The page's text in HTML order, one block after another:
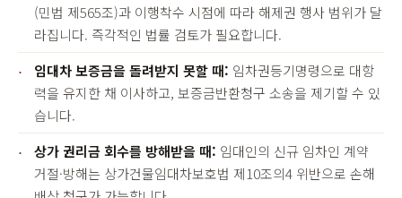
(민법 제565조)과 이행착수 시점에 따라 해제권 행사 범위가 달
라집니다. 즉각적인 법률 검토가 필요합니다.
임대차 보증금을 돌려받지 못할 때: 임차권등기명령으로 대항
력을 유지한 채 이사하고, 보증금반환청구 소송을 제기할 수 있
습니다.
상가 권리금 회수를 방해받을 때: 임대인의 신규 임차인 계약
거절·방해는 상가건물임대차보호법 제10조의4 위반으로 손해